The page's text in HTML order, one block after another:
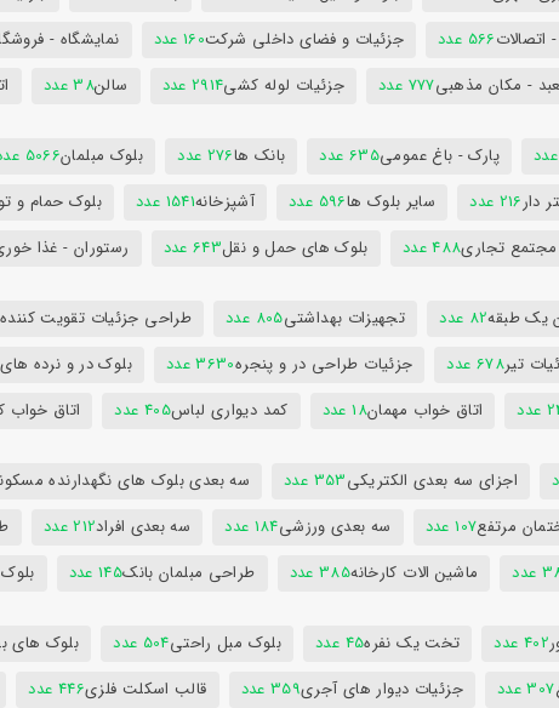
566 عدد جزئیات و فضای داخلی شرکت160 عدد نمایشگاه -
- مکان مذهبی777 عدد جزئیات لوله کشی2914 عدد سالن38 عدد
پارک - باغ عمومی635 عدد بانک ها276 عدد بلوک مبلمان5066 عدد
دار216 عدد سایر بلوک ها596 عدد آشپزخانه1541 عدد بلوک حمام و
مجتمع تجاری488 عدد بلوک های حمل و نقل643 عدد رستوران - غذا
یک طبقه82 عدد تجهیزات بهداشتی805 عدد طراحی جزئیات تقویت کننده
تیر678 عدد جزئیات طراحی در و پنجره3630 عدد بلوک در و نرده های
اتاق خواب مهمان18 عدد کمد دیواری لباس405 عدد اتاق خواب
اجزای سه بعدی الکتریکی353 عدد سه بعدی بلوک های نگهدارنده
مرتفع107 عدد سه بعدی ورزشی184 عدد سه بعدی افراد212 عدد
ماشین الات کارخانه385 عدد طراحی مبلمان بانک145 عدد بلوک
402 عدد تخت یک نفره45 عدد بلوک مبل راحتی504 عدد بلوک های
307 عدد جزئیات دیوار های آجری359 عدد قالب اسکلت فلزی446 عدد